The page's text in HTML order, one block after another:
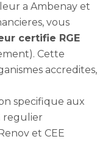
a Ambenay et
vous
certifie RGE
Cette
accredites,
specifique aux
regulier
et CEE